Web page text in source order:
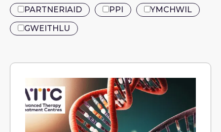
PARTNERIAID
PPI
YMCHWIL
GWEITHLU